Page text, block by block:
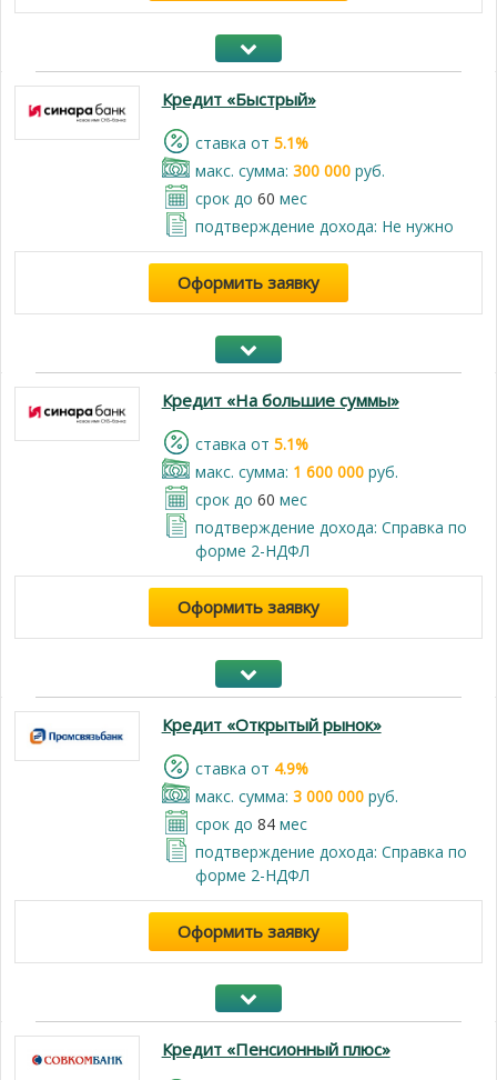
Кредит «Быстрый»
cтавка от 5.1%
макс. сумма: 300 000руб.
срок до 60 мес
подтверждение дохода: Не нужно
Оформить заявку
Кредит «На большие суммы»
cтавка от 5.1%
макс. сумма: 1 600 000руб.
срок до 60 мес
подтверждение дохода: Справка по
форме 2-НДФЛ
Оформить заявку
Кредит «Открытый рынок»
cтавка от 4.9%
макс. сумма: 3 000 000руб.
срок до 84мес
подтверждение дохода: Справка по
форме 2-НДФЛ
Оформить заявку
Кредит «Пенсионный плюс»